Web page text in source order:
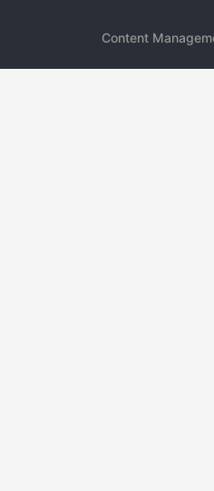
Content